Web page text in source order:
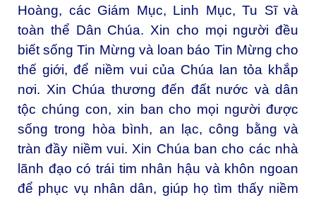
Hoàng, các Giám Mục, Linh Mục, Tu Sĩ và
toàn thể Dân Chúa. Xin cho mọi người đều
biết sống Tin Mừng và loan báo Tin Mừng cho
thế giới, để niềm vui của Chúa lan tỏa khắp
nơi. Xin Chúa thương đến đất nước và dân
tộc chúng con, xin ban cho mọi người được
sống trong hòa bình, an lạc, công bằng và
tràn đầy niềm vui. Xin Chúa ban cho các nhà
lãnh đạo có trái tim nhân hậu và khôn ngoan
để phục vụ nhân dân, giúp họ tìm thấy niềm